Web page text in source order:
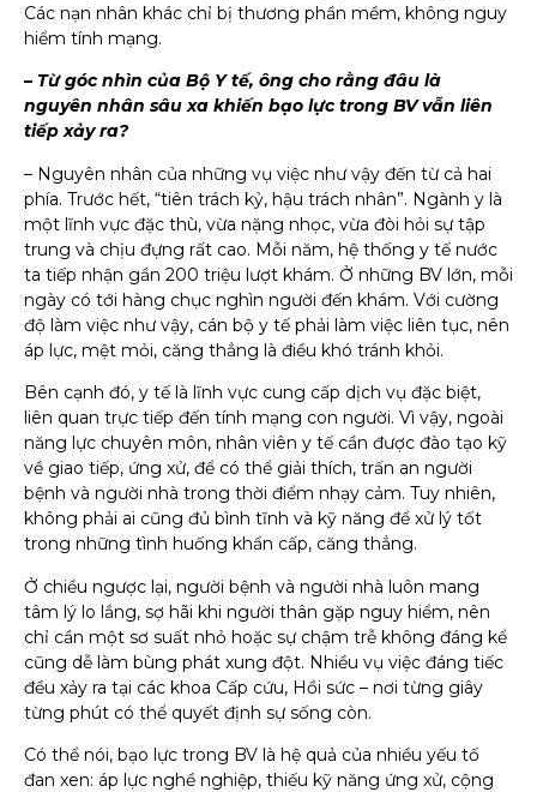
Các nạn nhân khác chỉ bị thương phần mềm, không nguy
hiểm tính mạng.
– Từ góc nhìn của Bộ Y tế, ông cho rằng đâu là
nguyên nhân sâu xa khiến bạo lực trong BV vẫn liên
tiếp xảy ra?
– Nguyên nhân của những vụ việc như vậy đến từ cả hai
phía. Trước hết, “tiên trách kỷ, hậu trách nhân”. Ngành y là
một lĩnh vực đặc thù, vừa nặng nhọc, vừa đòi hỏi sự tập
trung và chịu đựng rất cao. Mỗi năm, hệ thống y tế nước
ta tiếp nhận gần 200 triệu lượt khám. Ở những BV lớn, mỗi
ngày có tới hàng chục nghìn người đến khám. Với cường
độ làm việc như vậy, cán bộ y tế phải làm việc liên tục, nên
áp lực, mệt mỏi, căng thẳng là điều khó tránh khỏi.
Bên cạnh đó, y tế là lĩnh vực cung cấp dịch vụ đặc biệt,
liên quan trực tiếp đến tính mạng con người. Vì vậy, ngoài
năng lực chuyên môn, nhân viên y tế cần được đào tạo kỹ
về giao tiếp, ứng xử, để có thể giải thích, trấn an người
bệnh và người nhà trong thời điểm nhạy cảm. Tuy nhiên,
không phải ai cũng đủ bình tĩnh và kỹ năng để xử lý tốt
trong những tình huống khẩn cấp, căng thẳng.
Ở chiều ngược lại, người bệnh và người nhà luôn mang
tâm lý lo lắng, sợ hãi khi người thân gặp nguy hiểm, nên
chỉ cần một sơ suất nhỏ hoặc sự chậm trễ không đáng kể
cũng dễ làm bùng phát xung đột. Nhiều vụ việc đáng tiếc
đều xảy ra tại các khoa Cấp cứu, Hồi sức – nơi từng giây
từng phút có thể quyết định sự sống còn.
Có thể nói, bạo lực trong BV là hệ quả của nhiều yếu tố
đan xen: áp lực nghề nghiệp, thiếu kỹ năng ứng xử, cộng